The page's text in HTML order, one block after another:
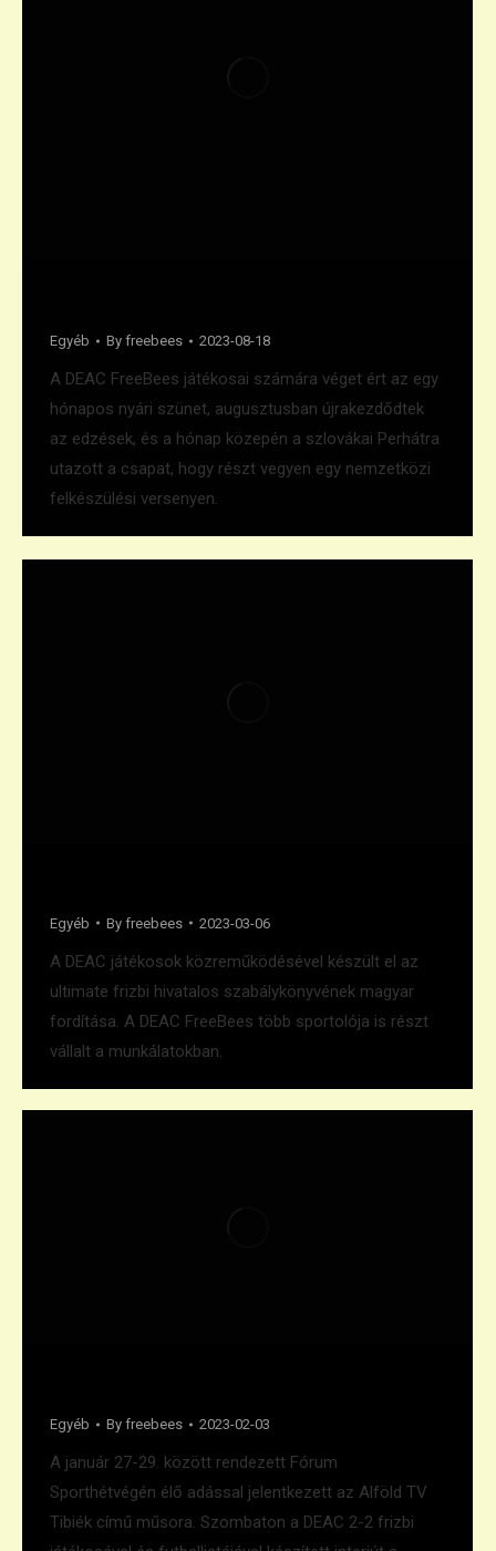
Egyéb By freebees 2023-08-18
A DEAC FreeBees játékosai számára véget ért az egy
hónapos nyári szünet, augusztusban újrakezdődtek
az edzések, és a hónap közepén a szlovákai Perhátra
utazott a csapat, hogy részt vegyen egy nemzetközi
felkészülési versenyen.
Egyéb By freebees 2023-03-06
A DEAC játékosok közreműködésével készült el az
ultimate frizbi hivatalos szabálykönyvének magyar
fordítása. A DEAC FreeBees több sportolója is részt
vállalt a munkálatokban.
Egyéb By freebees 2023-02-03
A január 27-29. között rendezett Fórum
Sporthétvégén élő adással jelentkezett az Alföld TV
Tibiék című műsora. Szombaton a DEAC 2-2 frizbi